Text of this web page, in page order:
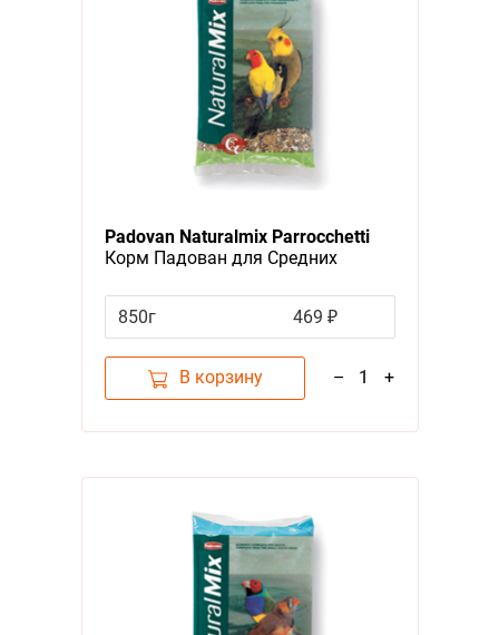
Padovan Naturalmix Parrocchetti
Корм Падован для Средних
850г
469 ₽
В корзину – 1 +